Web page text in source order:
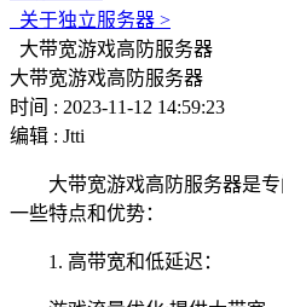
关于独立服务器 >
大带宽游戏高防服务器
大带宽游戏高防服务器
时间 : 2023-11-12 14:59:23
编辑 : Jtti
大带宽游戏高防服务器是专
一些特点和优势：
1. 高带宽和低延迟：